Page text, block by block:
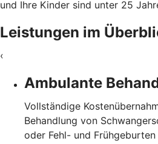
und Ihre Kinder sind unter 25
Leistungen im
‹
Ambulante
Vollständige
Behandlung von
oder Fehl- und Frühgeburten